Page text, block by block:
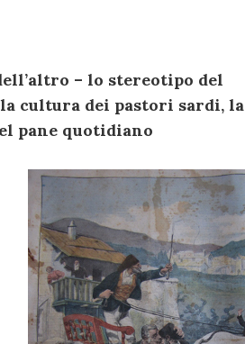
– lo stereotipo del
cultura dei pastori sardi, la
pane quotidiano